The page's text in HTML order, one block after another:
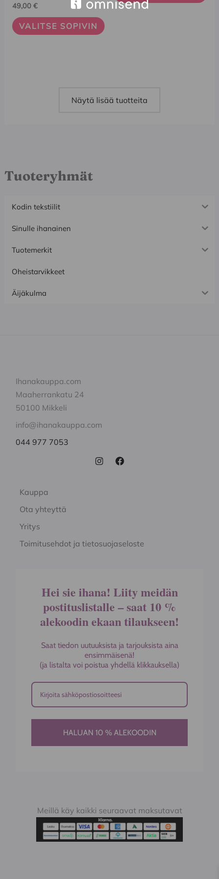
Tuoteryhmät
Kodin tekstiilit
Sinulle ihanainen
Tuotemerkit
Oheistarvikkeet
Äijäkulma
49,00 €
VALITSE SOPIVIN
valinnat
tuotteen
sivulla.
valinnat
Näytä lisää tuotteita
Ihanakauppa.com
Maaherrankatu 24
50100 Mikkeli
info@ihanakauppa.com
044 977 7053
Kauppa
Ota yhteyttä
Yritys
Toimitusehdot ja tietosuojaseloste
Hei sie ihana! Liity meidän
postituslistalle – saat 10 %
alekoodin ekaan tilaukseen!
Saat tiedon uutuuksista ja tarjouksista aina
ensimmäisenä!
(ja listalta voi poistua yhdellä klikkauksella)
HALUAN 10 % ALEKOODIN
Meillä käy kaikki seuraavat maksutavat